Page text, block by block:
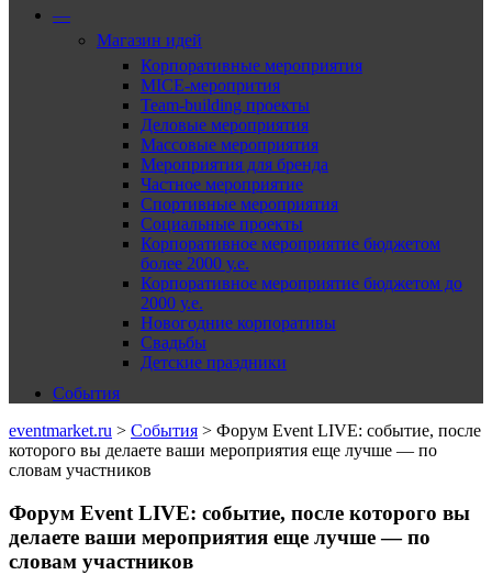
—
Магазин идей
Корпоративные мероприятия
MICE-меропрития
Team-building проекты
Деловые мероприятия
Массовые мероприятия
Мероприятия для бренда
Частное мероприятие
Спортивные мероприятия
Социальные проекты
Корпоративное мероприятие бюджетом
более 2000 у.е.
Корпоративное мероприятие бюджетом до
2000 у.е.
Новогодние корпоративы
Свадьбы
Детские праздники
События
eventmarket.ru > События > Форум Event LIVE: событие, после
которого вы делаете ваши мероприятия еще лучше — по
словам участников
Форум Event LIVE: событие, после которого вы
делаете ваши мероприятия еще лучше — по
словам участников